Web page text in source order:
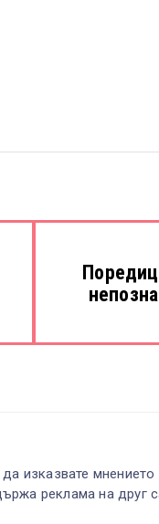
изказвате мнението
реклама на друг